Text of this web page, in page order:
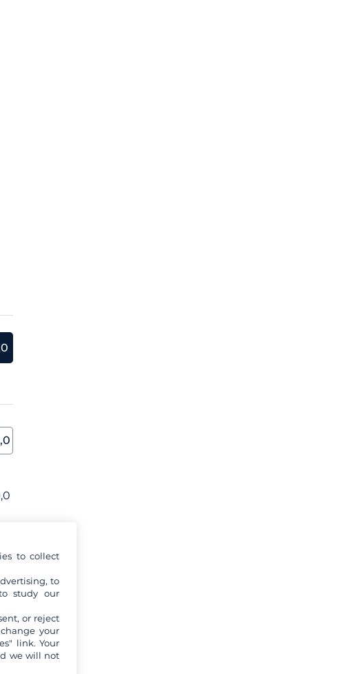
to collect
to
study our
or reject
your
link. Your
we will not